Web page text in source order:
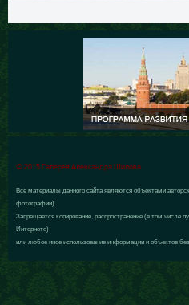
© 2015 Галерея Александра Шилова
Все материалы данного сайта являются объектами
фотографии).
Запрещается копирование, распространение (в том числе
Интернете)
или любое иное использование информации и объектов